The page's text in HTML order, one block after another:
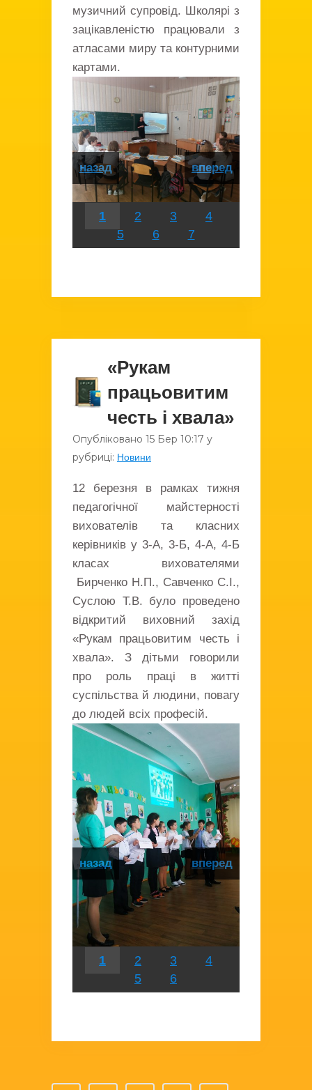
музичний супровід. Школярі з
зацікавленістю працювали з
атласами миру та контурними
картами.
назад вперед
1 2 3
4
5
6 7
«Рукам
працьовитим
честь і хвала»
Опубліковано 15 Бер 10:17 у
рубриці: Новини
12 березня в рамках тижня
педагогічної майстерності
вихователів та класних
керівників у 3-А, 3-Б, 4-А, 4-Б
класах вихователями
Бирченко Н.П., Савченко С.І.,
Суслою Т.В. було проведено
відкритий виховний захід
«Рукам працьовитим честь і
хвала». З дітьми говорили
про роль праці в житті
суспільства й людини, повагу
до людей всіх професій.
назад вперед
1 2 3
4
5
6